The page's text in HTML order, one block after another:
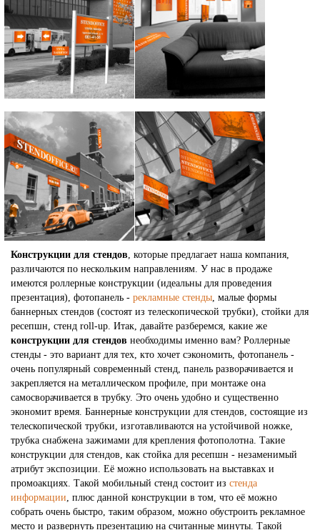
Конструкции для стендов , которые предлагает наша компания,
различаются по нескольким направлениям. У нас в продаже
имеются роллерные конструкции (идеальны для проведения
презентация), фотопанель - рекламные стенды , малые формы
баннерных стендов (состоят из телескопической трубки), стойки для
ресепшн, стенд roll-up. Итак, давайте разберемся, какие же
конструкции для стендов необходимы именно вам? Роллерные
стенды - это вариант для тех, кто хочет сэкономить, фотопанель -
очень популярный современный стенд, панель разворачивается и
закрепляется на металлическом профиле, при монтаже она
самосворачивается в трубку. Это очень удобно и существенно
экономит время. Баннерные конструкции для стендов, состоящие из
телескопической трубки, изготавливаются на устойчивой ножке,
трубка снабжена зажимами для крепления фотополотна. Такие
конструкции для стендов, как стойка для ресепшн - незаменимый
атрибут экспозиции. Её можно использовать на выставках и
промоакциях. Такой мобильный стенд состоит из стенда
информации , плюс данной конструкции в том, что её можно
собрать очень быстро, таким образом, можно обустроить рекламное
место и развернуть презентацию на считанные минуты. Такой